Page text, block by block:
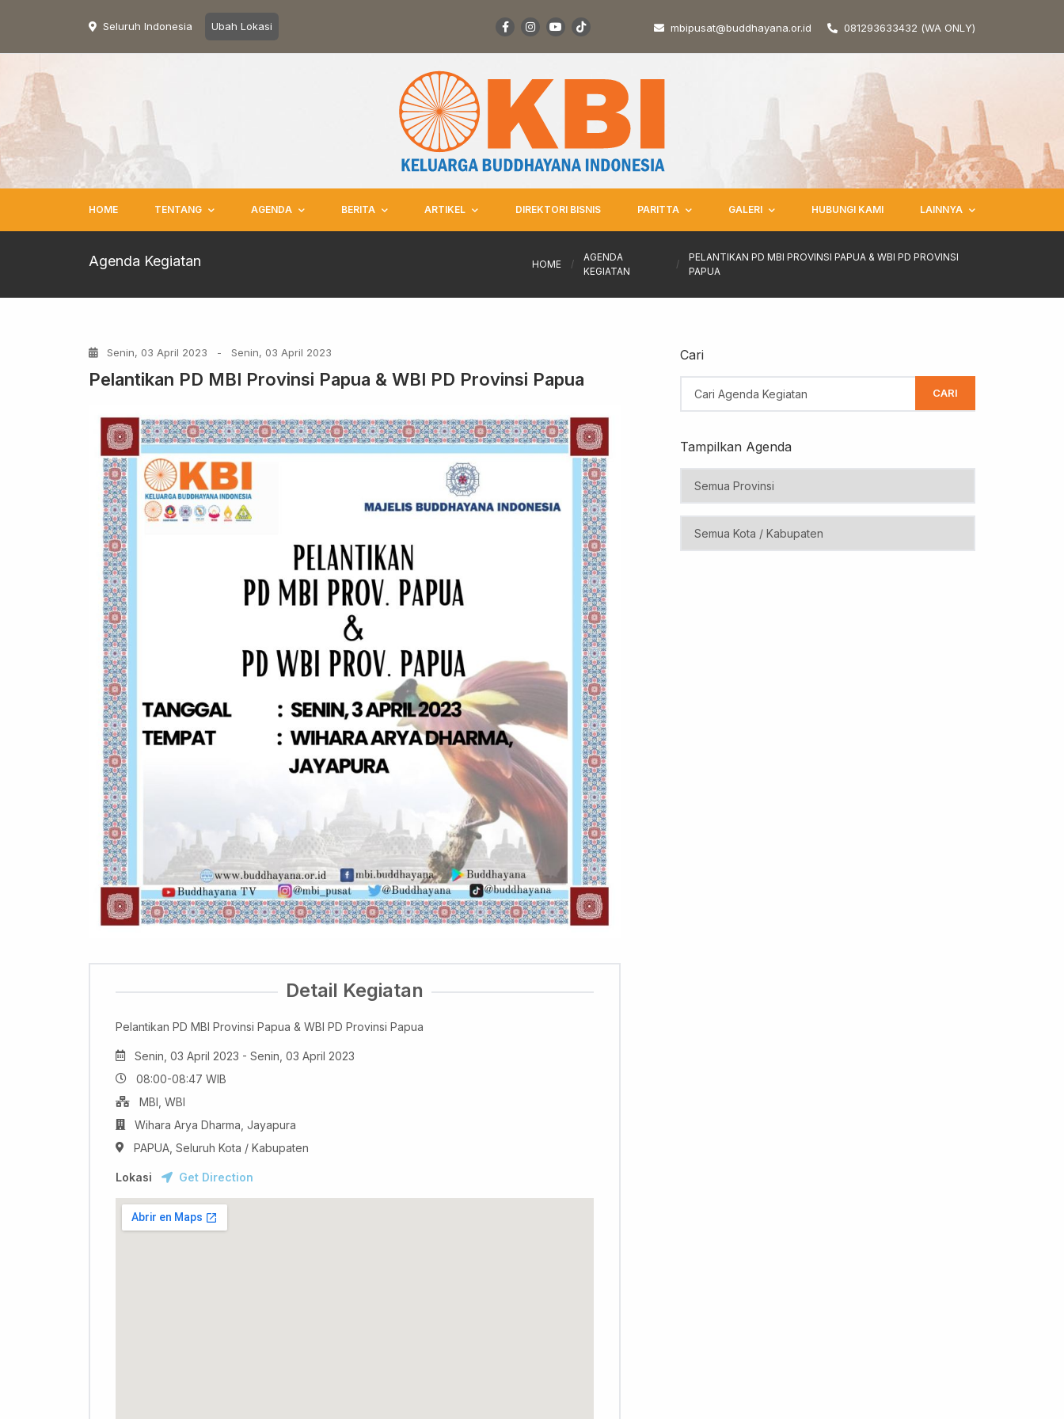
Seluruh Indonesia Ubah Lokasi mbipusat@buddhayana.or.id 081293633432 (WA ONLY)
HOME TENTANG AGENDA BERITA ARTIKEL DIREKTORI BISNIS PARITTA GALERI HUBUNGI KAMI LAINNYA
Agenda Kegiatan HOME /
AGENDA
KEGIATAN
/
PELANTIKAN PD MBI PROVINSI PAPUA & WBI PD PROVINSI
PAPUA
Senin, 03 April 2023 - Senin, 03 April 2023
Pelantikan PD MBI Provinsi Papua & WBI PD Provinsi Papua
Detail Kegiatan
Pelantikan PD MBI Provinsi Papua & WBI PD Provinsi Papua
Senin, 03 April 2023 - Senin, 03 April 2023
08:00-08:47 WIB
MBI, WBI
Wihara Arya Dharma, Jayapura
PAPUA, Seluruh Kota / Kabupaten
Lokasi Get Direction
Cari
CARI
Tampilkan Agenda